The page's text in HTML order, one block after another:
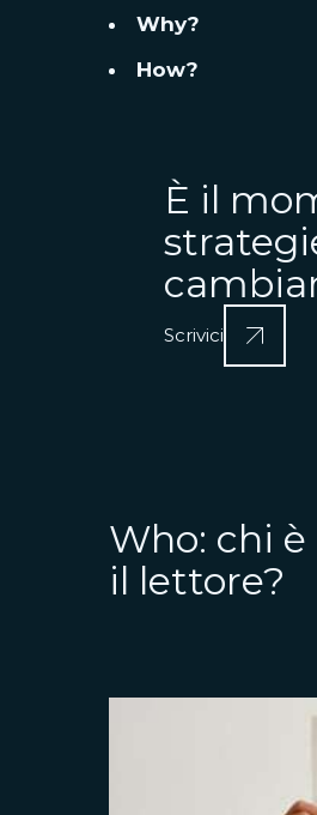
Why?
How?
È il
Scrivici
Who: chi
il lettore?